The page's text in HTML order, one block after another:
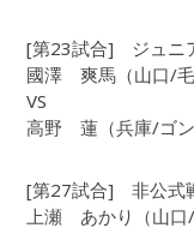
[第23試合] ジュニ
國澤 爽馬（山口/毛
VS
高野 蓮（兵庫/ゴン
[第27試合] 非公
上瀬 あかり（山口/